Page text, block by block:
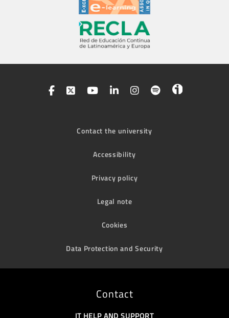
Contact the university
Accessibility
Privacy policy
Legal note
Cookies
Data Protection and Security
Contact
IT HELP AND SUPPORT